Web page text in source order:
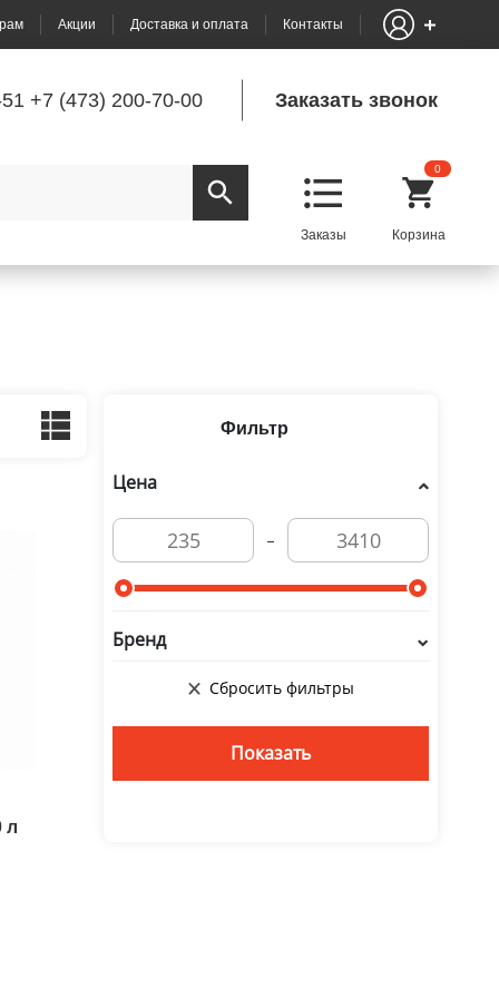
Акции Доставка и оплата Контакты
+7 (473) 200-70-00 Заказать звонок
0
Фильтр
Цена
Бренд
л